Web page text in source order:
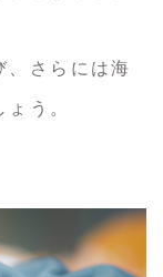
、さらには海
う。